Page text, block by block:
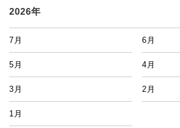
2026年
7月 6月
5月 4月
3月 2月
1月